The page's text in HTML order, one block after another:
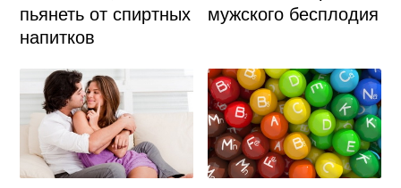
пьянеть от спиртных
напитков
мужского бесплодия